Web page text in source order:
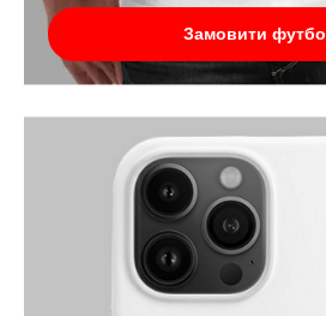
Замовити